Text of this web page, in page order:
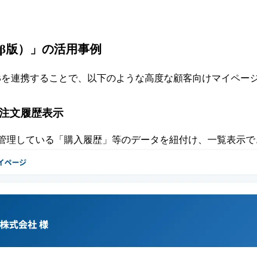
版）」の活用事例
連携することで、以下のような高度な顧客向けマイペー
文履歴表示
理している「購入履歴」等のデータを紐付け、一覧表示